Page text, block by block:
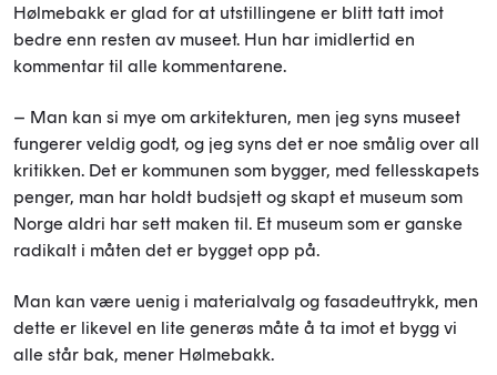
Hølmebakk er glad for at utstillingene er blitt tatt imot
bedre enn resten av museet. Hun har imidlertid en
kommentar til alle kommentarene.
– Man kan si mye om arkitekturen, men jeg syns museet
fungerer veldig godt, og jeg syns det er noe smålig over all
kritikken. Det er kommunen som bygger, med fellesskapets
penger, man har holdt budsjett og skapt et museum som
Norge aldri har sett maken til. Et museum som er ganske
radikalt i måten det er bygget opp på.
Man kan være uenig i materialvalg og fasadeuttrykk, men
dette er likevel en lite generøs måte å ta imot et bygg vi
alle står bak, mener Hølmebakk.